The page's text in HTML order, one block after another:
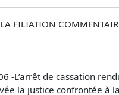
FILIATION
-L’arrêt de cassation
la justice confrontée